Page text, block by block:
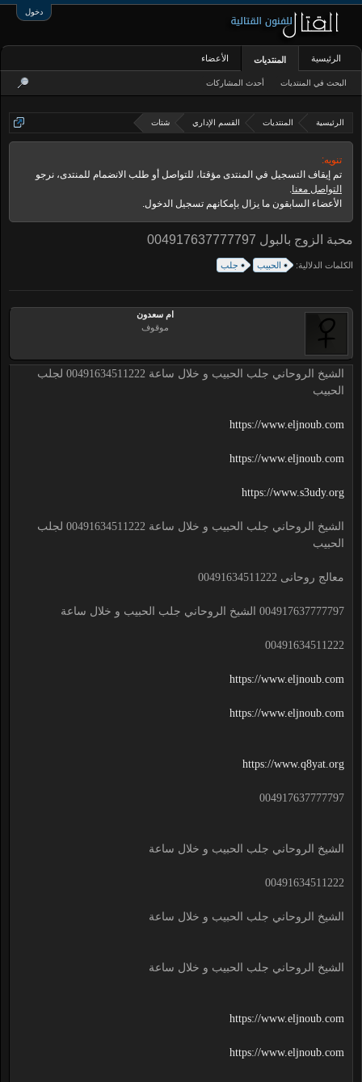
دخول
الرئيسية المنتديات القسم الإداري شتات
تنويه:
تم إيقاف التسجيل في المنتدى مؤقتا، للتواصل أو طلب الانضمام للمنتدى، نرجو
التواصل معنا.
الأعضاء السابقون ما يزال بإمكانهم تسجيل الدخول.
محبة الزوج بالبول 004917637777797
الكلمات الدلالية: الحبيب جلب
ام سعدون
موقوف
الشيخ الروحاني جلب الحبيب و خلال ساعة 00491634511222 لجلب
الحبيب
https://www.eljnoub.com
https://www.eljnoub.com
https://www.s3udy.org
الشيخ الروحاني جلب الحبيب و خلال ساعة 00491634511222 لجلب
الحبيب
معالج روحانى 00491634511222
004917637777797 الشيخ الروحاني جلب الحبيب و خلال ساعة
00491634511222
https://www.eljnoub.com
https://www.eljnoub.com
https://www.q8yat.org
004917637777797
الشيخ الروحاني جلب الحبيب و خلال ساعة
00491634511222
الشيخ الروحاني جلب الحبيب و خلال ساعة
الشيخ الروحاني جلب الحبيب و خلال ساعة
https://www.eljnoub.com
https://www.eljnoub.com
الرئيسية المنتديات
البحث في المنتديات أحدث المشاركات
الأعضاء